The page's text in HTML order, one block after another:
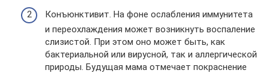
Конъюнктивит. На фоне ослабления иммунитета
и переохлаждения может возникнуть воспаление
слизистой. При этом оно может быть, как
бактериальной или вирусной, так и аллергической
природы. Будущая мама отмечает покраснение